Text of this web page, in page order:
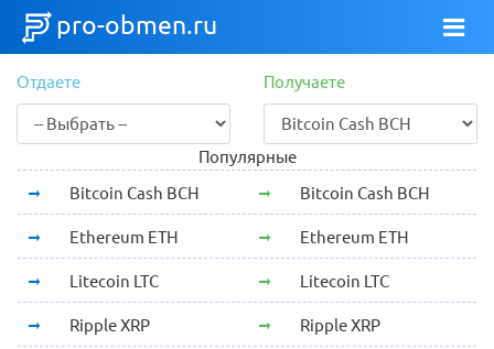
pro-obmen.ru
Отдаете Получаете
Популярные
Bitcoin Cash BCH
Bitcoin Cash BCH
Ethereum ETH Ethereum ETH
Litecoin LTC Litecoin LTC
Ripple XRP Ripple XRP